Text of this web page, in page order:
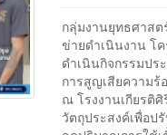
กลุ่มงานยุทธศาสต
ข่ายดำเนินงาน โ
ดำเนินกิจกรรมปร
การสูญเสียความร้
ณ โรงงานเกียรติศิ
วัตถุประสงค์เพื่อป